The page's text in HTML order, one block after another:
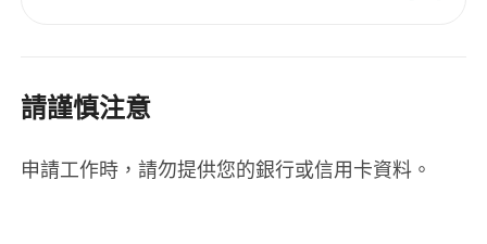
請謹慎注意
申請工作時，請勿提供您的銀行或信用卡資料。